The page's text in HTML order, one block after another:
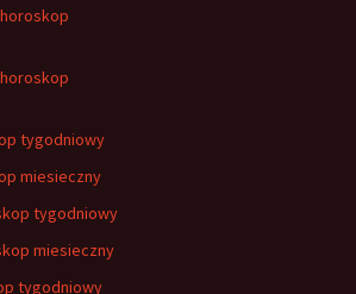
tygodniowy
miesieczny
tygodniowy
miesieczny
tygodniowy